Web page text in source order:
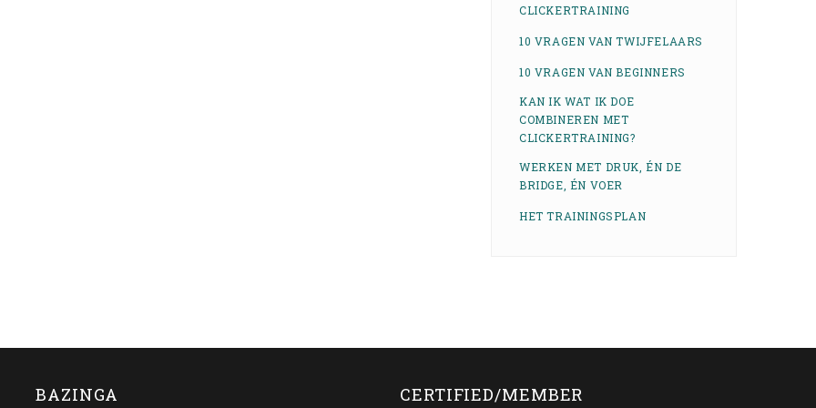
CLICKERTRAINING
10 VRAGEN VAN TWIJFELAARS
10 VRAGEN VAN BEGINNERS
KAN IK WAT IK DOE
COMBINEREN MET
CLICKERTRAINING?
WERKEN MET DRUK, ÉN DE
BRIDGE, ÉN VOER
HET TRAININGSPLAN
BAZINGA CERTIFIED/MEMBER